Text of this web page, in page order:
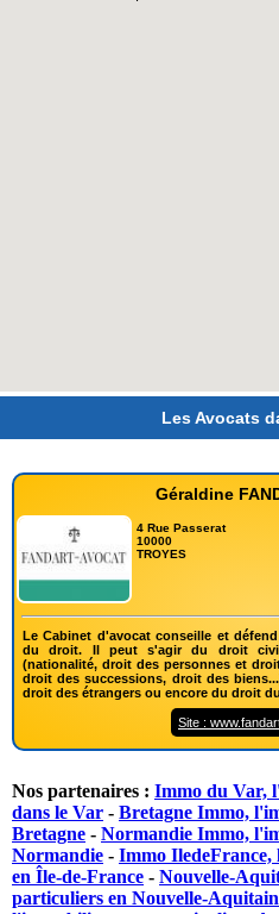
Les Avocats
Géraldine
4 Rue Passerat
10000
TROYES
Le Cabinet d'avocat conseille et
du droit. Il peut s'agir du droit civil
(nationalité, droit des personnes et
droit des successions, droit des
droit des étrangers ou encore du droit
Site :
Nos partenaires : Immo du Var,
dans le Var - Bretagne Immo,
Bretagne - Normandie Immo,
Normandie - Immo
en Île-de-France - Nouvelle-
particuliers en Nouvelle-